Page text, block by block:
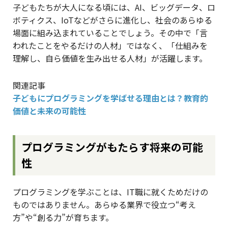
子どもたちが大人になる頃には、AI、ビッグデータ、ロ
ボティクス、IoTなどがさらに進化し、社会のあらゆる
場面に組み込まれていることでしょう。その中で「言
われたことをやるだけの人材」ではなく、「仕組みを
理解し、自ら価値を生み出せる人材」が活躍します。
関連記事
子どもにプログラミングを学ばせる理由とは？教育的
価値と未来の可能性
プログラミングがもたらす将来の可能
性
プログラミングを学ぶことは、IT職に就くためだけの
ものではありません。あらゆる業界で役立つ“考え
方”や“創る力”が育ちます。